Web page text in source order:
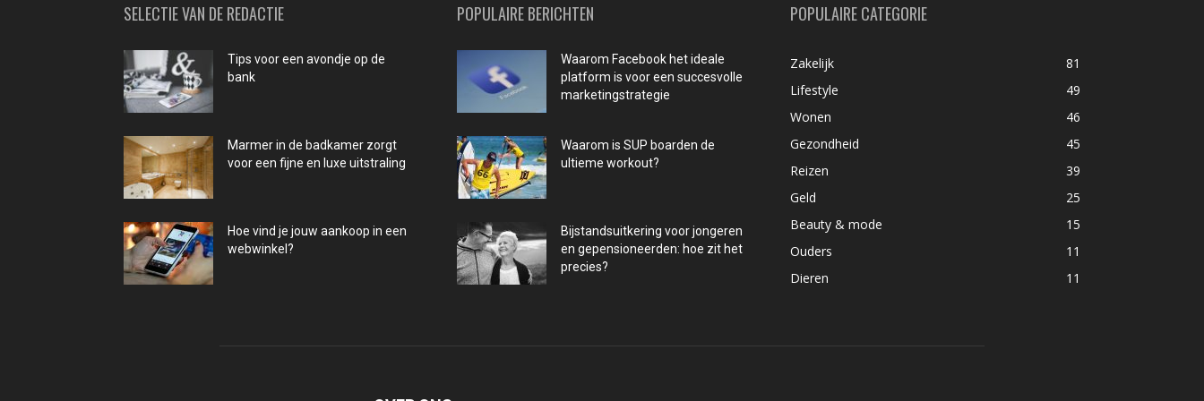
SELECTIE VAN DE REDACTIE
Tips voor een avondje op de
bank
Marmer in de badkamer zorgt
voor een fijne en luxe uitstraling
Hoe vind je jouw aankoop in een
webwinkel?
POPULAIRE BERICHTEN
Waarom Facebook het ideale
platform is voor een succesvolle
marketingstrategie
Waarom is SUP boarden de
ultieme workout?
Bijstandsuitkering voor jongeren
en gepensioneerden: hoe zit het
precies?
POPULAIRE CATEGORIE
Zakelijk
81
Lifestyle
49
Wonen
46
Gezondheid
45
Reizen
39
Geld
25
Beauty & mode
15
Ouders
11
Dieren
11